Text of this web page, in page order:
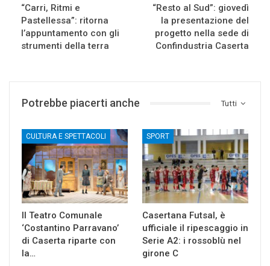
“Carri, Ritmi e
Pastellessa”: ritorna
l’appuntamento con gli
strumenti della terra
“Resto al Sud”: giovedì
la presentazione del
progetto nella sede di
Confindustria Caserta
Tutti
Potrebbe piacerti anche
CULTURA E SPETTACOLI
Il Teatro Comunale
‘Costantino Parravano’
di Caserta riparte con
la…
SPORT
Casertana Futsal, è
ufficiale il ripescaggio in
Serie A2: i rossoblù nel
girone C